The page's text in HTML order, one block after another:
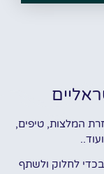
המלצות, טיפים,
לחלוק ולשתף